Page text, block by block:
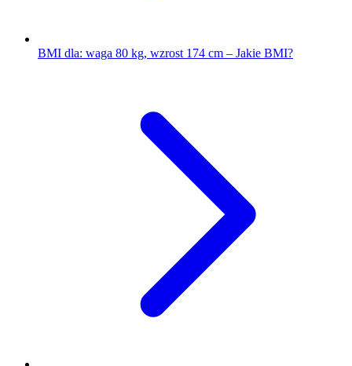
BMI dla: waga 80 kg, wzrost 174 cm – Jakie BMI?